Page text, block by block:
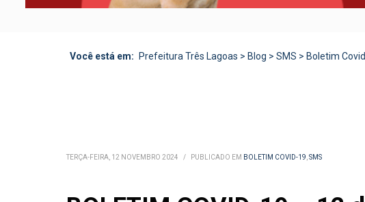
Você está em: Prefeitura Três Lagoas > Blog > SMS > Boletim
TERÇA-FEIRA, 12 NOVEMBRO 2024 / PUBLICADO EM BOLETIM COVID-19,SMS